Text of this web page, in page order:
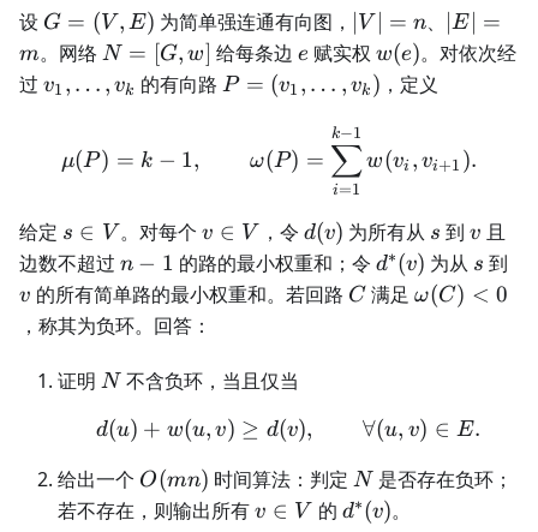
设 G=
(V,E)
G = (V , E) 为简单强连通有向图， |V|=n
V = n、 |E|=m
∣E =
m。网络 N=
[G,w]
N = [G, w] 给每条边 e
e 赋实权 w(e)
w(e)。对依次经
过 v_1,\ldots,v_k
v1 , … , vk 的有向路P=
P = (v1 , … , vk ) ，定义
\mu(P)=k-1,\qquad
μ(P) = k − 1, ω(P) =
i=1
∑
k−1
w(vi , vi+1 ).
给定 s\in
V
s ∈ V 。对每个v\in
V
v ∈ V ，令 d(v)
d(v) 为所有从 s
s 到v
v 且
边数不超过 n-
1
n − 1 的路的最小权重和；令 d^*
(v)
d∗(v) 为从 s
s 到
v 的所有简单路的最小权重和。若回路 C
C 满足\omega(C)
ω(C) < 0
，称其为负环。回答：
证明 N
N 不含负环，当且仅当
d(u)+w(u,v)\ge
d(u) + w(u, v) ≥ d(v), ∀(u, v) ∈ E.
给出一个 O(mn)
O(mn) 时间算法：判定 N
N是否存在负环；
若不存在，则输出所有v\in
v ∈ V 的 d^*
d∗(v)。